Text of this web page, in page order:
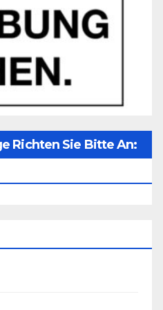
Richten Sie Bitte An: